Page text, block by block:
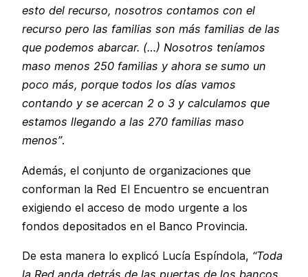
esto del recurso, nosotros contamos con el
recurso pero las familias son más familias de las
que podemos abarcar. (…) Nosotros teníamos
maso menos 250 familias y ahora se sumo un
poco más, porque todos los días vamos
contando y se acercan 2 o 3 y calculamos que
estamos llegando a las 270 familias maso
menos”.
Además, el conjunto de organizaciones que
conforman la Red El Encuentro se encuentran
exigiendo el acceso de modo urgente a los
fondos depositados en el Banco Provincia.
De esta manera lo explicó Lucía Espíndola, “Toda
la Red anda detrás de las puertas de los bancos